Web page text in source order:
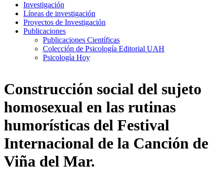
Investigación
Líneas de investigación
Proyectos de Investigación
Publicaciones
Publicaciones Científicas
Colección de Psicología Editorial UAH
Psicología Hoy
Construcción social del sujeto
homosexual en las rutinas
humorísticas del Festival
Internacional de la Canción de
Viña del Mar.